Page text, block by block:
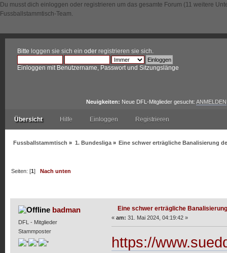
Du musst dich einloggen oder registrieren um das gesamte Forum (11 weitere
Fussballstammtisch-Team.
Bitte loggen sie sich ein oder registrieren sie sich
Einloggen mit Benutzername, Passwort und Sitzungslänge
Neuigkeiten: Neue DFL-Mitglieder gesucht: ANMELDEN
Übersicht Hilfe Einloggen Registrieren
Fussballstammtisch » 1. Bundesliga» Eine schwer erträgliche Banalisierung
Seiten: [1]Nach unten
badman
DFL - Mitglieder
Stammposter
Eine schwer erträgliche
« am: 31. Mai 2024, 04:19:42 »
https://